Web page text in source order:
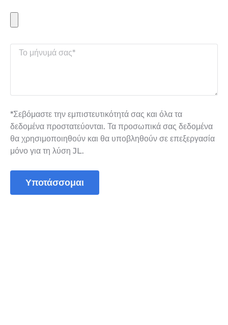
*Σεβόμαστε την εμπιστευτικότητά σας και όλα τα
δεδομένα προστατεύονται. Τα προσωπικά σας δεδομένα
θα χρησιμοποιηθούν και θα υποβληθούν σε επεξεργασία
μόνο για τη λύση JL.
Υποτάσσομαι